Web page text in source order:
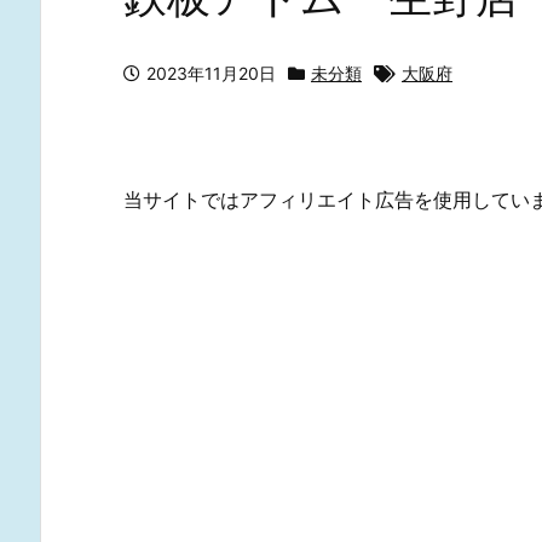
2023年11月20日 未分類 大阪府
当サイトではアフィリエイト広告を使用してい